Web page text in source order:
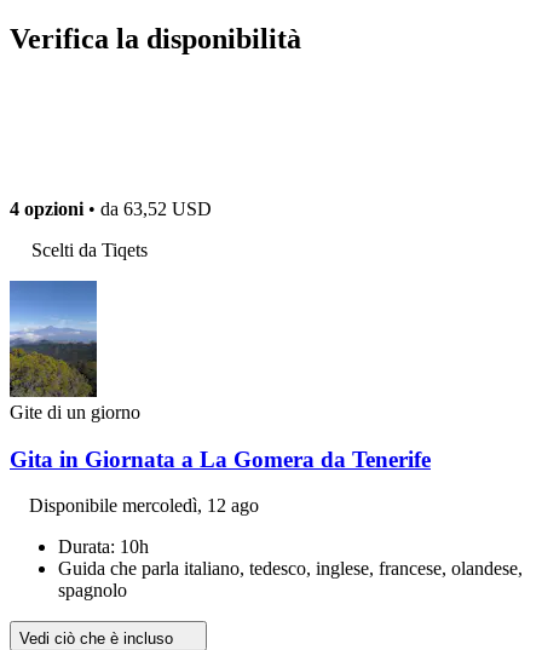
Verifica la disponibilità
4 opzioni • da 63,52 USD
Scelti da Tiqets
Gite di un giorno
Gita in Giornata a La Gomera da Tenerife
Disponibile mercoledì, 12 ago
Durata: 10h
Guida che parla italiano, tedesco, inglese, francese, olandese,
spagnolo
Vedi ciò che è incluso